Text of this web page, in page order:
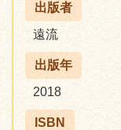
出版者
遠流
出版年
2018
ISBN